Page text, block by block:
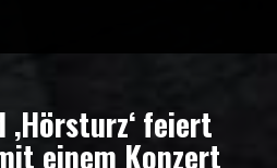
‚Hörsturz‘ feiert
einem Konzert